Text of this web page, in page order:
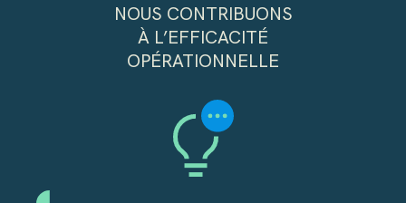
NOUS CONTRIBUONS
À L’EFFICACITÉ
OPÉRATIONNELLE